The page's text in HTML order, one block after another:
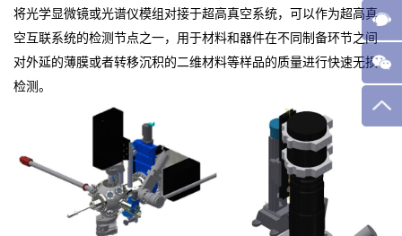
将光学显微镜或光谱仪模组对接于超高真空系统，可以作为超高真
空互联系统的检测节点之一，用于材料和器件在不同制备环节之间
对外延的薄膜或者转移沉积的二维材料等样品的质量进行快速无损
检测。